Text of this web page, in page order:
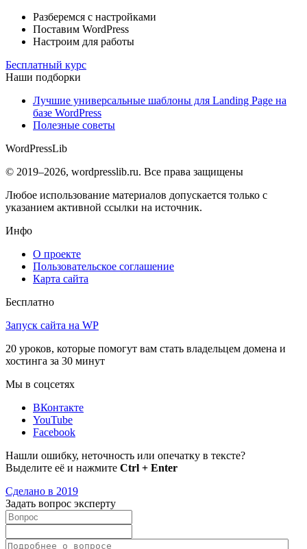
Разберемся с настройками
Поставим WordPress
Настроим для работы
Бесплатный курс
Наши подборки
Лучшие универсальные шаблоны для Landing Page на
базе WordPress
Полезные советы
WordPressLib
© 2019–2026, wordpresslib.ru. Все права защищены
Любое использование материалов допускается только с
указанием активной ссылки на источник.
Инфо
О проекте
Пользовательское соглашение
Карта сайта
Бесплатно
Запуск сайта на WP
20 уроков, которые помогут вам стать владельцем домена и
хостинга за 30 минут
Мы в соцсетях
ВКонтакте
YouTube
Facebook
Нашли ошибку, неточность или опечатку в тексте?
Выделите её и нажмите Ctrl + Enter
Сделано в 2019
Задать вопрос эксперту